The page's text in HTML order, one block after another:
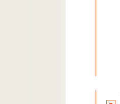
Millöcker,
Missa,